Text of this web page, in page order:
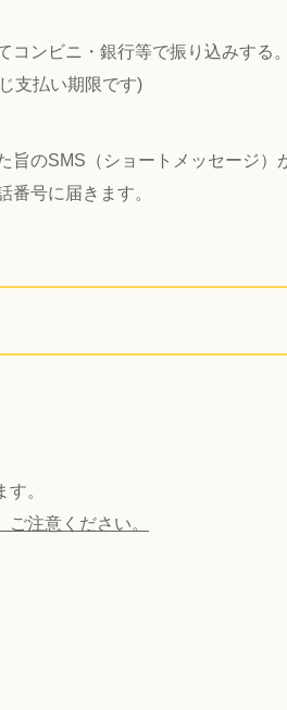
コンビニ・銀行等で振り込みする。
支払い期限です)
旨のSMS（ショートメッセージ）
番号に届きます。
。
注意ください。